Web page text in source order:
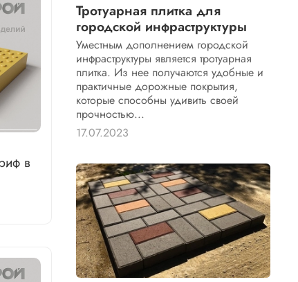
в
Тротуарная плитка для
городской инфраструктуры
Уместным дополнением городской
инфраструктуры является тротуарная
плитка. Из нее получаются удобные и
практичные дорожные покрытия,
которые способны удивить своей
прочностью...
17.07.2023